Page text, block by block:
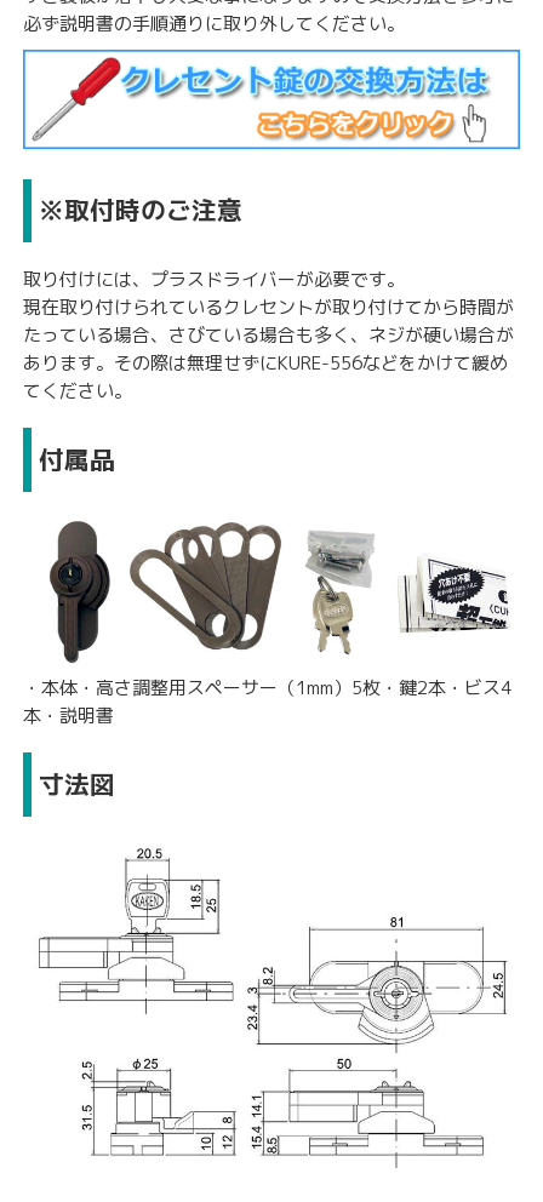
必ず説明書の手順通りに取り外してください。
※取付時のご注意
取り付けには、プラスドライバーが必要です。
現在取り付けられているクレセントが取り付けてから時間が
たっている場合、さびている場合も多く、ネジが硬い場合が
あります。その際は無理せずにKURE-556などをかけて緩め
てください。
付属品
・本体・高さ調整用スペーサー（1mm）5枚・鍵2本・ビス4
本・説明書
寸法図